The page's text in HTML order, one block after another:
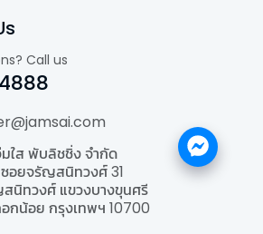
Call us
ใส พับลิชชิ่ง จำกัด
อยจรัญสนิทวงศ์ 31
นิทวงศ์ แขวงบางขุนศรี
อกน้อย กรุงเทพฯ 10700